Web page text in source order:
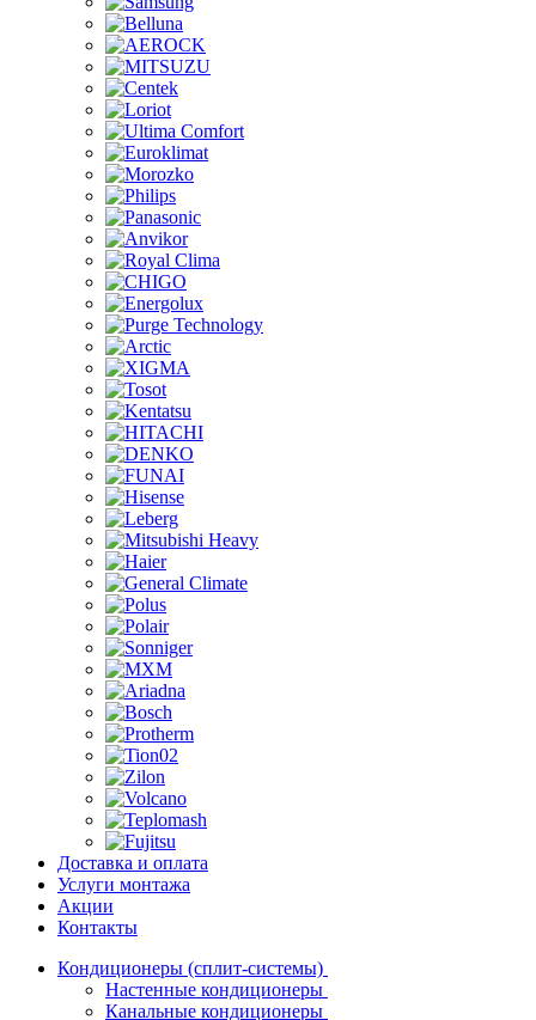
Доставка и оплата
Услуги монтажа
Акции
Контакты
Кондиционеры (сплит-системы)
Настенные кондиционеры
Канальные кондиционеры